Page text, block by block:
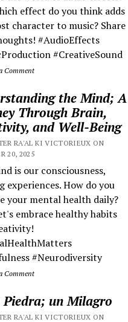
effect do you think adds
character to music? Share
#AudioEffects
#CreativeSound
Comment
the Mind; A
Through Brain,
and Well-Being
RA'AL KI VICTORIEUX ON
20, 2025
is our consciousness,
experiences. How do you
your mental health daily?
embrace healthy habits
#Neurodiversity
Comment
Piedra; un Milagro
RA'AL KI VICTORIEUX ON